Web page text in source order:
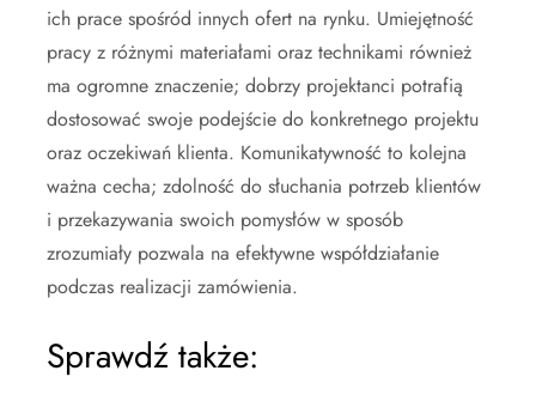
ich prace spośród innych ofert na rynku. Umiejętność
pracy z różnymi materiałami oraz technikami również
ma ogromne znaczenie; dobrzy projektanci potrafią
dostosować swoje podejście do konkretnego projektu
oraz oczekiwań klienta. Komunikatywność to kolejna
ważna cecha; zdolność do słuchania potrzeb klientów
i przekazywania swoich pomysłów w sposób
zrozumiały pozwala na efektywne współdziałanie
podczas realizacji zamówienia.
Sprawdź także: